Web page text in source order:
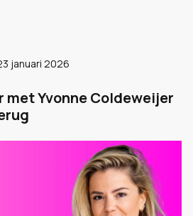
januari 2026
met Yvonne Coldeweijer